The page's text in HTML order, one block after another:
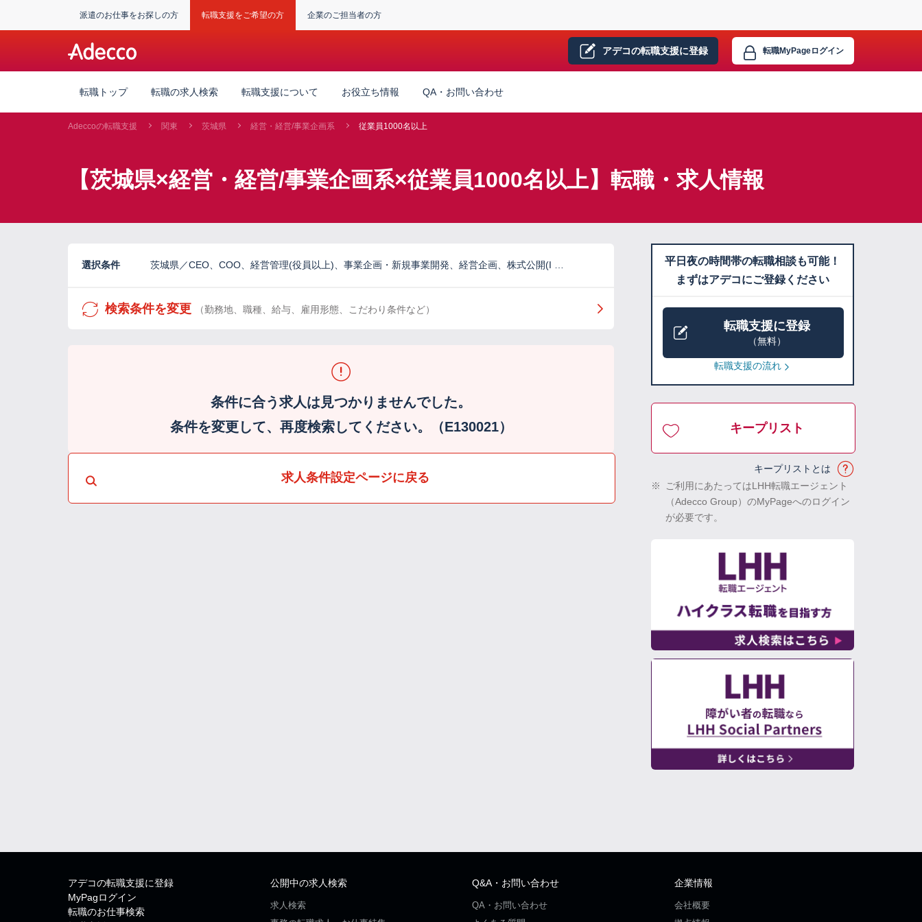
派遣のお仕事をお探しの方 転職支援をご希望の方 企業のご担当者の方
アデコの転職支援に登録 転職MyPageログイン
転職トップ 転職の求人検索 転職支援について お役立ち情報 QA・お問い合わせ
Adeccoの転職支援 関東 茨城県 経営・経営/事業企画系 従業員1000名以上
【茨城県×経営・経営/事業企画系×従業員1000名以上】転職・求人情報
選択条件 茨城県／CEO、COO、経営管理(役員以上)、事業企画・新規事業開発、経営企画、株式公開(I …
検索条件を変更 （勤務地、職種、給与、雇用形態、こだわり条件など）
条件に合う求人は見つかりませんでした。
条件を変更して、再度検索してください。（E130021）
求人条件設定ページに戻る
平日夜の時間帯の転職相談も可能！
まずはアデコにご登録ください
転職支援に登録
（無料）
転職支援の流れ
キープリスト
キープリストとは
※
ご利用にあたってはLHH転職エージェント
（Adecco Group）のMyPageへのログイン
が必要です。
アデコの転職支援に登録
MyPagログイン
転職のお仕事検索
公開中の求人検索
求人検索
Q&A・お問い合わせ
QA・お問い合わせ
企業情報
会社概要